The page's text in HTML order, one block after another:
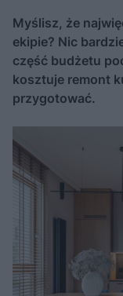
Myślisz, że
ekipie? Nic
część budżetu
kosztuje remont
przygotować.